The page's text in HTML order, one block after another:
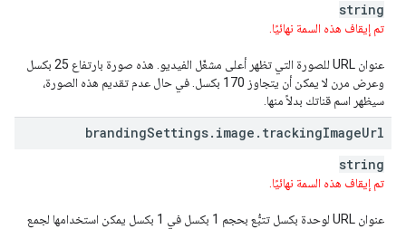
string
تم إيقاف هذه السمة نهائيًا.
عنوان URL للصورة التي تظهر أعلى مشغّل الفيديو. هذه صورة بارتفاع 25 بكسل
وعرض مرن لا يمكن أن يتجاوز 170 بكسل. في حال عدم تقديم هذه الصورة،
سيظهر اسم قناتك بدلاً منها.
brandingSettings. image . trackingImageUrl
string
تم إيقاف هذه السمة نهائيًا.
عنوان URL لوحدة بكسل تتبُّع بحجم 1 بكسل في 1 بكسل يمكن استخدامها لجمع